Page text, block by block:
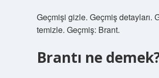
Geçmişi gizle. Geçmiş detayları.
temizle. Geçmiş: Brant.
Brantı ne